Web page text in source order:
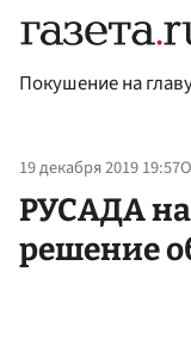
Покушение на
19 декабря 2019 19:57
РУСАДА
решение